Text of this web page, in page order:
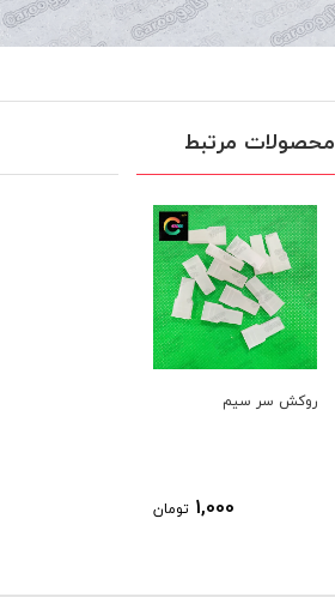
محصولات مرتبط
روکش سر سیم
1,000 تومان